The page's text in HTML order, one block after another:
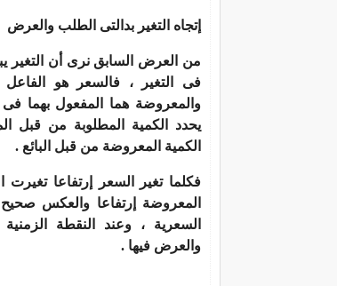
إتجاه التغير بدالتى الطلب والعرض
من العرض السابق نرى أن التغير
فى التغير ، فالسعر هو
والمعروضة هما المفعول بهما
يحدد الكمية المطلوبة من قبل
الكمية المعروضة من قبل البائع .
فكلما تغير السعر إرتفاعا تغيرت
المعروضة إرتفاعا والعكس
السعرية ، وعند النقطة
والعرض فيها .